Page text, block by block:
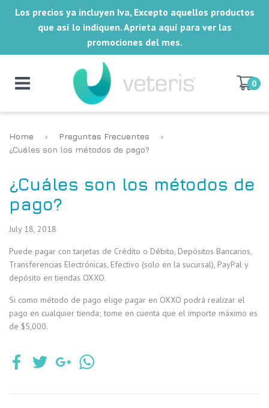
Los precios ya incluyen Iva, Excepto aquellos productos
que así lo indiquen. Aprieta aquí para ver las
promociones del mes.
0
Home › Preguntas Frecuentes
›
¿Cuáles son los métodos de pago?
¿Cuáles son los métodos de
pago?
July 18, 2018
Puede pagar con tarjetas de Crédito o Débito, Depósitos Bancarios,
Transferencias Electrónicas, Efectivo (solo en la sucursal), PayPal y
depósito en tiendas OXXO.
Si como método de pago elige pagar en OXXO podrá realizar el
pago en cualquier tienda; tome en cuenta que el importe máximo es
de $5,000.